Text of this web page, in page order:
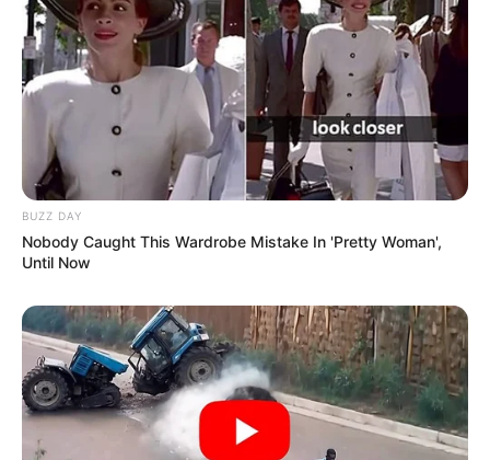
BUZZ DAY
Nobody Caught This Wardrobe Mistake In 'Pretty Woman',
Until Now